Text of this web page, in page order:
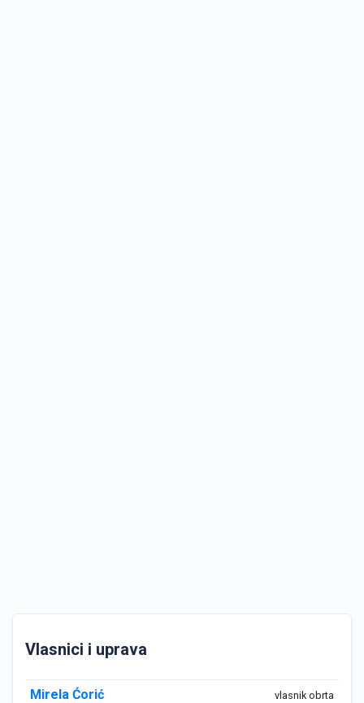
Vlasnici i uprava
Mirela Ćorić vlasnik obrta